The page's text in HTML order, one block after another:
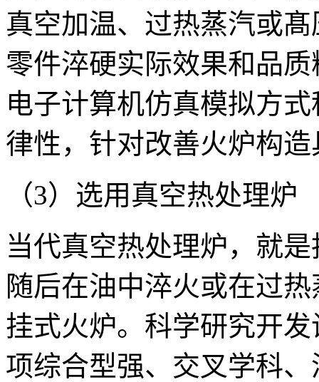
真空加温、过热蒸汽或
零件淬硬实际效果和品
电子计算机仿真模拟方
律性，针对改善火炉构
（3）选用真空热处理炉
当代真空热处理炉，就
随后在油中淬火或在过
挂式火炉。科学研究开
项综合型强、交叉学科